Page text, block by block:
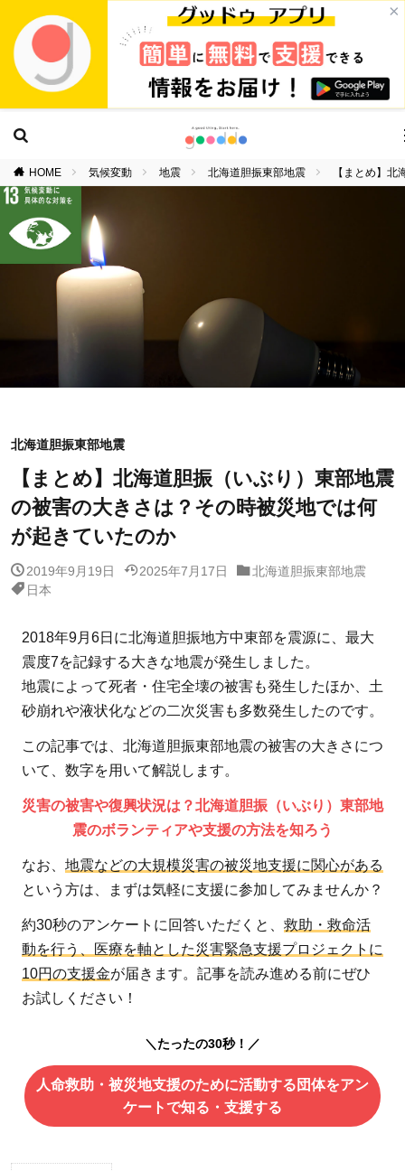
×
HOME 気候変動 地震 北海道胆振東部地震 【まとめ】
北海道胆振東部地震
【まとめ】北海道胆振（いぶり）東部地震
の被害の大きさは？その時被災地では何
が起きていたのか
2019年9月19日 2025年7月17日
北海道胆振東部地震
日本
2018年9月6日に北海道胆振地方中東部を震源に、最大
震度7を記録する大きな地震が発生しました。
地震によって死者・住宅全壊の被害も発生したほか、土
砂崩れや液状化などの二次災害も多数発生したのです。
この記事では、北海道胆振東部地震の被害の大きさにつ
いて、数字を用いて解説します。
災害の被害や復興状況は？北海道胆振（いぶり）東部地
震のボランティアや支援の方法を知ろう
なお、 地震などの大規模災害の被災地支援に関心がある
という方は、まずは気軽に支援に参加してみませんか？
約30秒のアンケートに回答いただくと、 救助・救命活
動を行う、医療を軸とした災害緊急支援プロジェクトに
10円の支援金が届きます。記事を読み進める前にぜひ
お試しください！
＼たったの30秒！／
人命救助・被災地支援のために活動する団体をアン
ケートで知る・支援する